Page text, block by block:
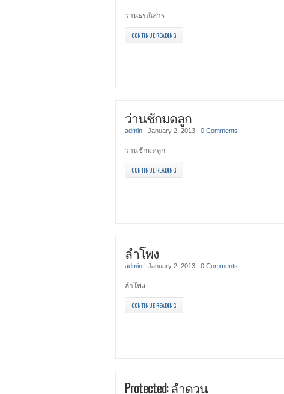
ว่านธรณีสาร
CONTINUE READING
ว่านชักมดลูก
admin | January 2, 2013 | 0 Comments
ว่านชักมดลูก
CONTINUE READING
ลำโพง
admin | January 2, 2013 | 0 Comments
ลำโพง
CONTINUE READING
Protected: ลำดวน